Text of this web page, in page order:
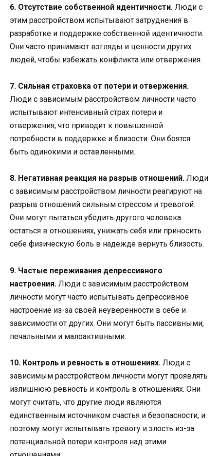
6. Отсутствие собственной идентичности. Люди с
этим расстройством испытывают затруднения в
разработке и поддержке собственной идентичности.
Они часто принимают взгляды и ценности других
людей, чтобы избежать конфликта или отвержения.
7. Сильная страховка от потери и отвержения.
Люди с зависимым расстройством личности часто
испытывают интенсивный страх потери и
отвержения, что приводит к повышенной
потребности в поддержке и близости. Они боятся
быть одинокими и оставленными.
8. Негативная реакция на разрыв отношений. Люди
с зависимым расстройством личности реагируют на
разрыв отношений сильным стрессом и тревогой.
Они могут пытаться убедить другого человека
остаться в отношениях, унижать себя или приносить
себе физическую боль в надежде вернуть близость.
9. Частые переживания депрессивного
настроения. Люди с зависимым расстройством
личности могут часто испытывать депрессивное
настроение из-за своей неуверенности в себе и
зависимости от других. Они могут быть пассивными,
печальными и малоактивными.
10. Контроль и ревность в отношениях. Люди с
зависимым расстройством личности могут проявлять
излишнюю ревность и контроль в отношениях. Они
могут считать, что другие люди являются
единственным источником счастья и безопасности, и
поэтому могут испытывать тревогу и злость из-за
потенциальной потери контроля над этими